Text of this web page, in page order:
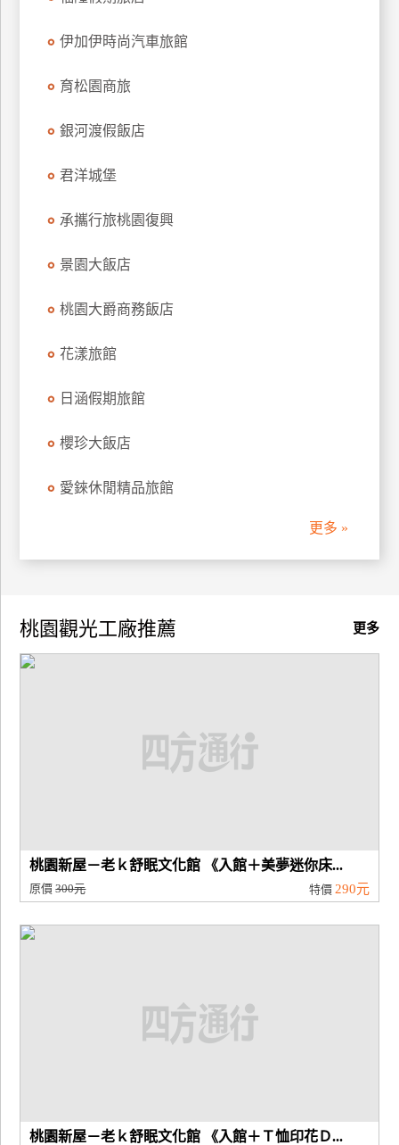
旅
劃
伊加伊時尚汽車旅館
育松園商旅
銀河渡假飯店
君洋城堡
承攜行旅桃園復興
景園大飯店
桃園大爵商務飯店
花漾旅館
日涵假期旅館
櫻珍大飯店
愛錸休閒精品旅館
更多 »
更多
桃園觀光工廠推薦
桃園新屋－老ｋ舒眠文化館 《入館＋美夢迷你床...
原價300元 特價 290元
桃園新屋－老ｋ舒眠文化館 《入館＋Ｔ恤印花Ｄ...